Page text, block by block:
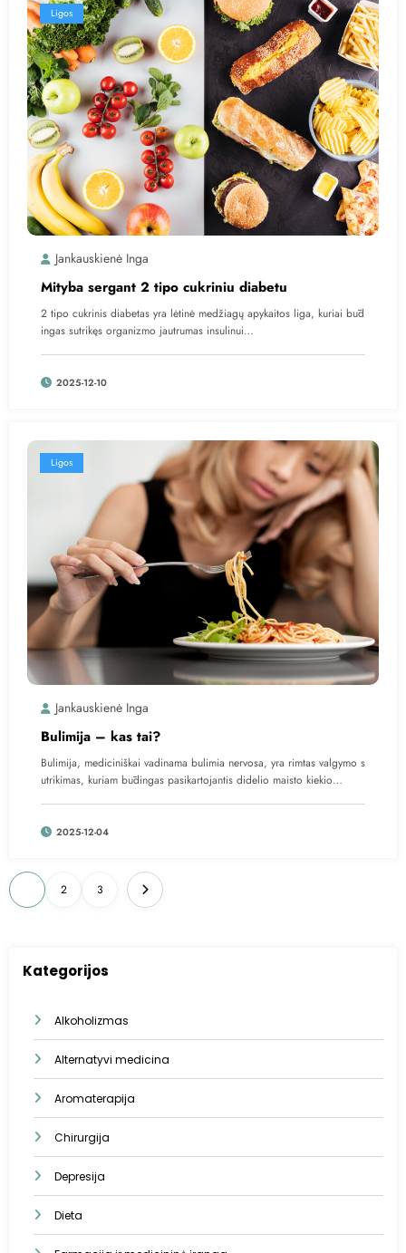
Ligos
Jankauskienė Inga
Mityba sergant 2 tipo cukriniu diabetu
2 tipo cukrinis diabetas yra lėtinė medžiagų apykaitos liga, kuriai būd
ingas sutrikęs organizmo jautrumas insulinui…
2025-12-10
Ligos
Jankauskienė Inga
Bulimija – kas tai?
Bulimija, mediciniškai vadinama bulimia nervosa, yra rimtas valgymo s
utrikimas, kuriam būdingas pasikartojantis didelio maisto kiekio…
2025-12-04
Įrašų
puslapiavimas
2 3
Kategorijos
Alkoholizmas
Alternatyvi medicina
Aromaterapija
Chirurgija
Depresija
Dieta